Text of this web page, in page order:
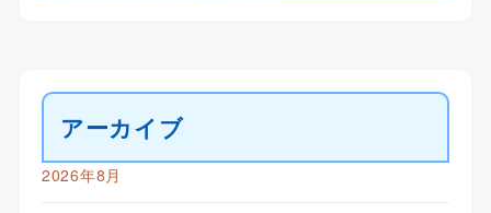
アーカイブ
2026年8月